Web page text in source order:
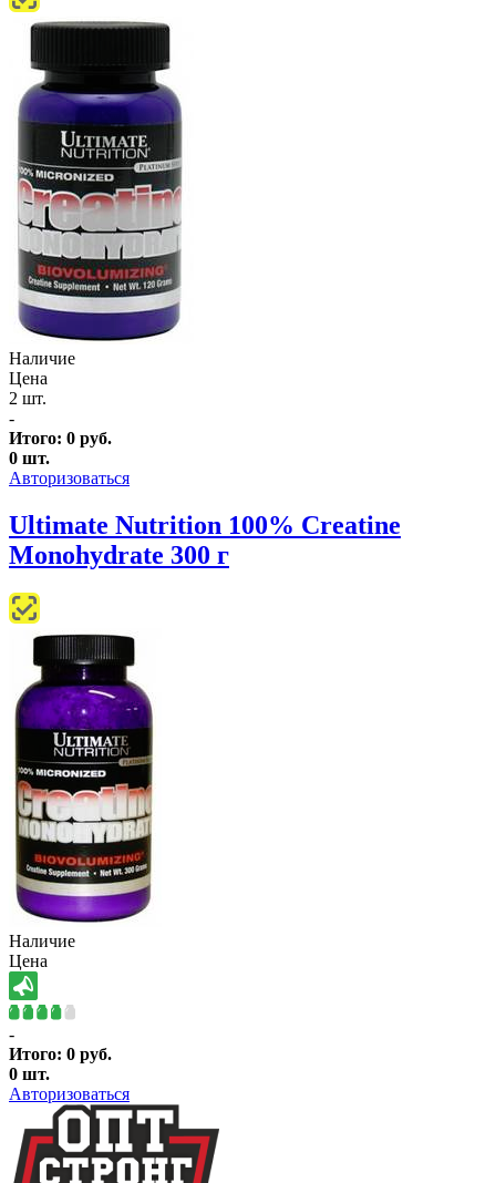
Наличие
Цена
2 шт.
-
Итого: 0 руб.
0 шт.
Авторизоваться
Ultimate Nutrition 100% Creatine
Monohydrate 300 г
Наличие
Цена
-
Итого: 0 руб.
0 шт.
Авторизоваться